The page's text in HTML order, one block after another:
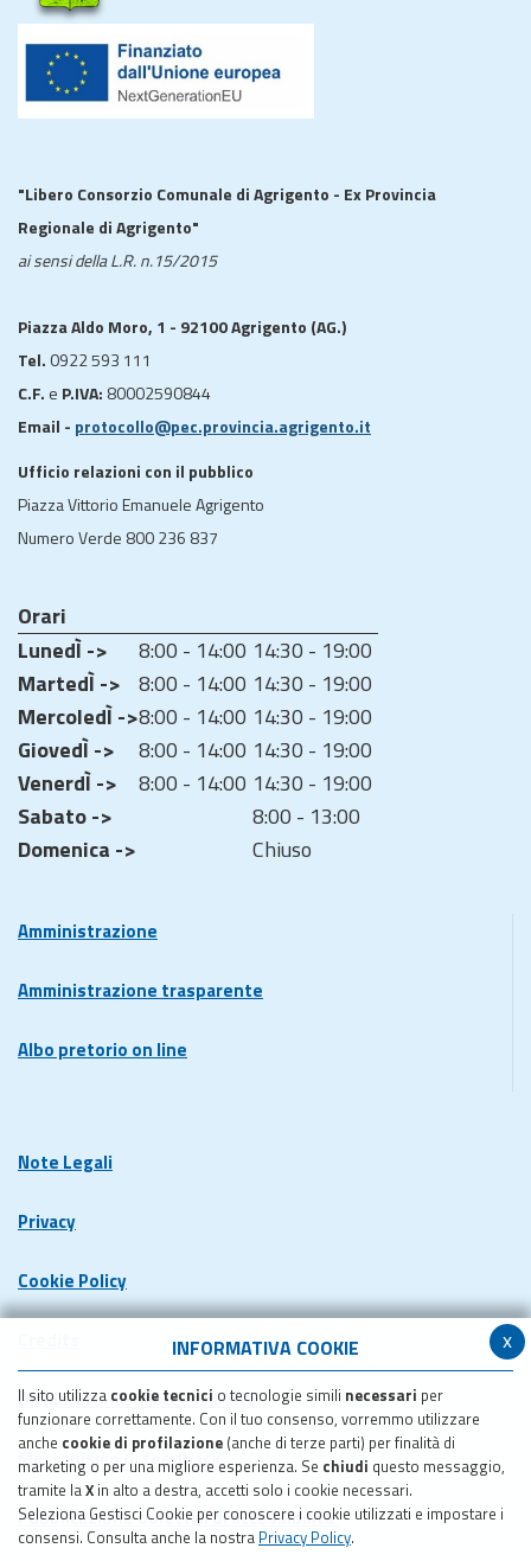
x
INFORMATIVA COOKIE
Il sito utilizza cookie tecnici o tecnologie simili necessari per
funzionare correttamente. Con il tuo consenso, vorremmo utilizzare
anche cookie di profilazione (anche di terze parti) per finalità di
marketing o per una migliore esperienza. Se chiudi questo messaggio,
tramite laX in alto a destra, accetti solo i cookie necessari.
Seleziona Gestisci Cookie per conoscere i cookie utilizzati e impostare i
consensi. Consulta anche la nostra Privacy Policy.
"Libero Consorzio Comunale di Agrigento - Ex Provincia
Regionale di Agrigento"
ai sensi della L.R. n.15/2015
Piazza Aldo Moro, 1 - 92100 Agrigento (AG.)
Tel. 0922 593 111
C.F. e P.IVA: 80002590844
Email - protocollo@pec.provincia.agrigento.it
Ufficio relazioni con il pubblico
Piazza Vittorio Emanuele Agrigento
Numero Verde 800 236 837
Orari
LunedÌ ->
8:00 - 14:00 14:30 - 19:00
MartedÌ -> 8:00 - 14:00 14:30 - 19:00
MercoledÌ ->8:00 - 14:00 14:30 - 19:00
GiovedÌ ->
8:00 - 14:00 14:30 - 19:00
VenerdÌ ->
8:00 - 14:00 14:30 - 19:00
Sabato ->
8:00 - 13:00
Domenica ->
Chiuso
Amministrazione
Amministrazione trasparente
Albo pretorio on line
Note Legali
Privacy
Cookie Policy
Dichiarazione di accessibilita'
Meccanismo di feedback
Pubblicazione obiettivi di accessibilita'